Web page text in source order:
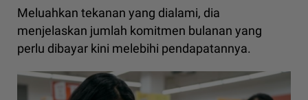
Meluahkan tekanan yang dialami, dia
menjelaskan jumlah komitmen bulanan yang
perlu dibayar kini melebihi pendapatannya.